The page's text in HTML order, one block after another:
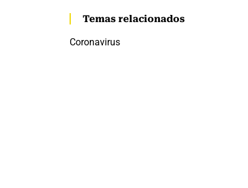
Temas relacionados
Coronavirus